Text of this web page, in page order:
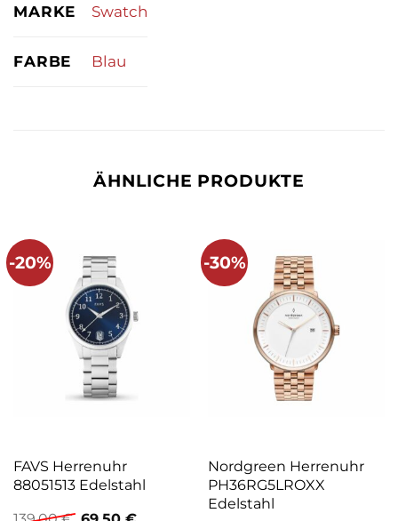
MARKE Swatch
FARBE Blau
ÄHNLICHE PRODUKTE
-20%
FAVS Herrenuhr
88051513 Edelstahl
Ursprünglicher
Aktueller
-30%
Nordgreen Herrenuhr
PH36RG5LROXX
Edelstahl